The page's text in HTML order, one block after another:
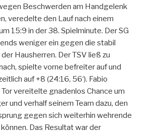
Beschwerden am Handgelenk
veredelte den Lauf nach einem
15:9 in der 38. Spielminute. Der SG
weniger ein gegen die stabil
Hausherren. Der TSV ließ zu
spielte vorne befreiter auf und
auf +8 (24:16, 56‘). Fabio
vereitelte gnadenlos Chance um
und verhalf seinem Team dazu, den
gegen sich weiterhin wehrende
Das Resultat war der